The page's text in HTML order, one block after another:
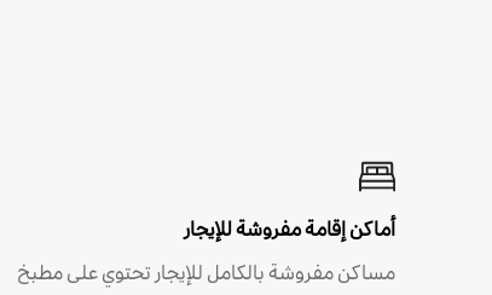
أماكن إقامة مفروشة للإيجار
مساكن مفروشة بالكامل للإيجار تحتوي على مطبخ